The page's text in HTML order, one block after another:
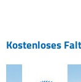
Kostenloses